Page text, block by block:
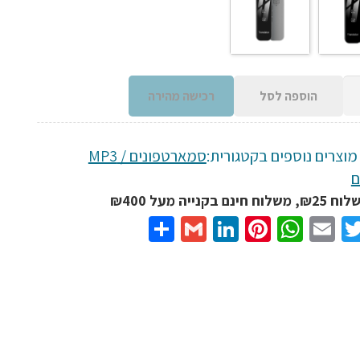
הוספה לסל רכישה מהירה
נוספים בקטגורית:
סמארטפונים / MP3
מעל ₪400
Twitter
Email
WhatsApp
Pinterest
LinkedIn
Gmail